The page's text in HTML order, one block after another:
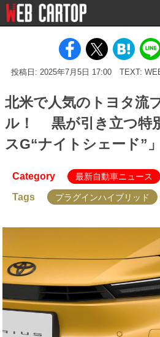
投稿日: 2025年7月5日 17:00 TEXT:
北米で人気のトヨタ流
ル！ 黒が引き立つ特
スG“ナイトシェード”」
Category 最新自動車ニュース
Tags プラグインハイブリッド